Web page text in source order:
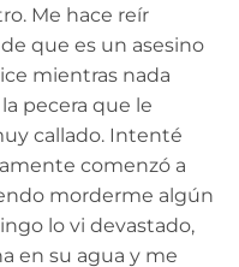
Me hace reír
que es un asesino
mientras nada
pecera que le
callado. Intenté
comenzó a
morderme algún
lo vi devastado,
en su agua y me